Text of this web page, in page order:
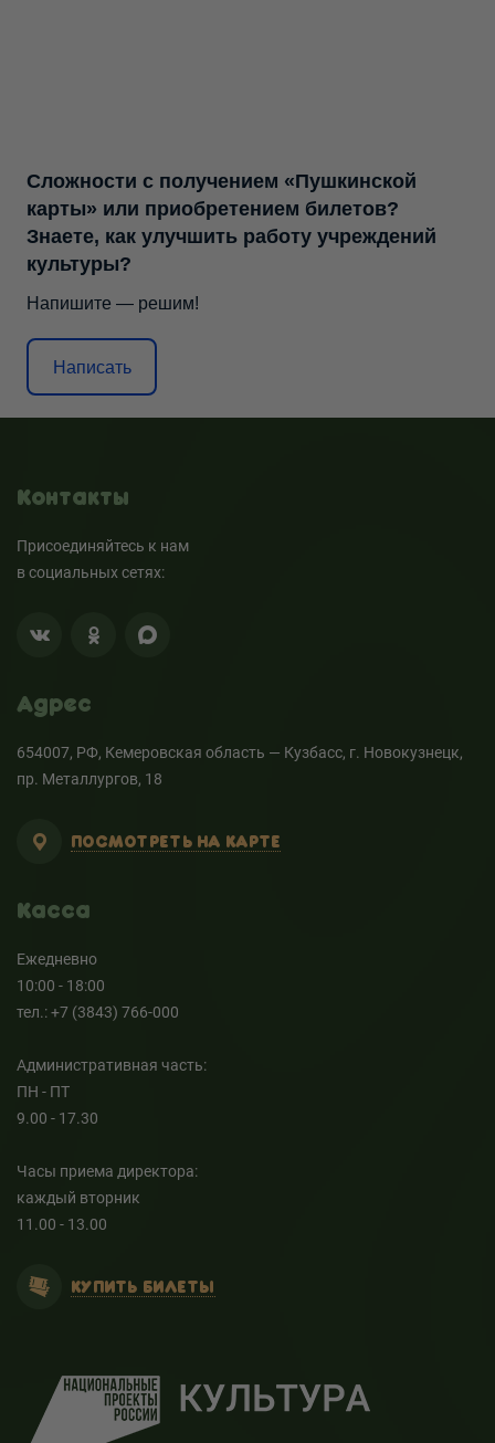
Сложности с получением «Пушкинской
карты» или приобретением билетов?
Знаете, как улучшить работу учреждений
культуры?
Напишите — решим!
Написать
Контакты
Присоединяйтесь к нам
в социальных сетях:
Адрес
654007, РФ, Кемеровская область — Кузбасс, г. Новокузнецк,
пр. Металлургов, 18
ПОСМОТРЕТЬ НА КАРТЕ
Касса
Ежедневно
10:00 - 18:00
тел.: +7 (3843) 766-000
Административная часть:
ПН - ПТ
9.00 - 17.30
Часы приема директора:
каждый вторник
11.00 - 13.00
КУПИТЬ БИЛЕТЫ